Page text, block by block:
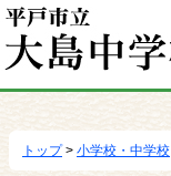
移
トップ> 小学校・中学校